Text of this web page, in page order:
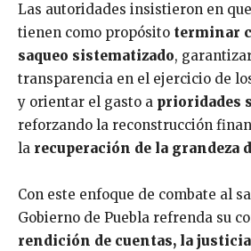
Las autoridades insistieron en
tienen como propósito terminar
saqueo sistematizado,
transparencia en el ejercicio de
y orientar el gasto a prioridades
reforzando la reconstrucción
la recuperación de la grandeza
Con este enfoque de combate al
Gobierno de Puebla refrenda su
rendición de cuentas, la